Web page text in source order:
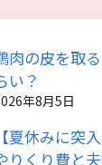
肉の皮を取
い？
年8月5日
【夏休みに突
りくり費と